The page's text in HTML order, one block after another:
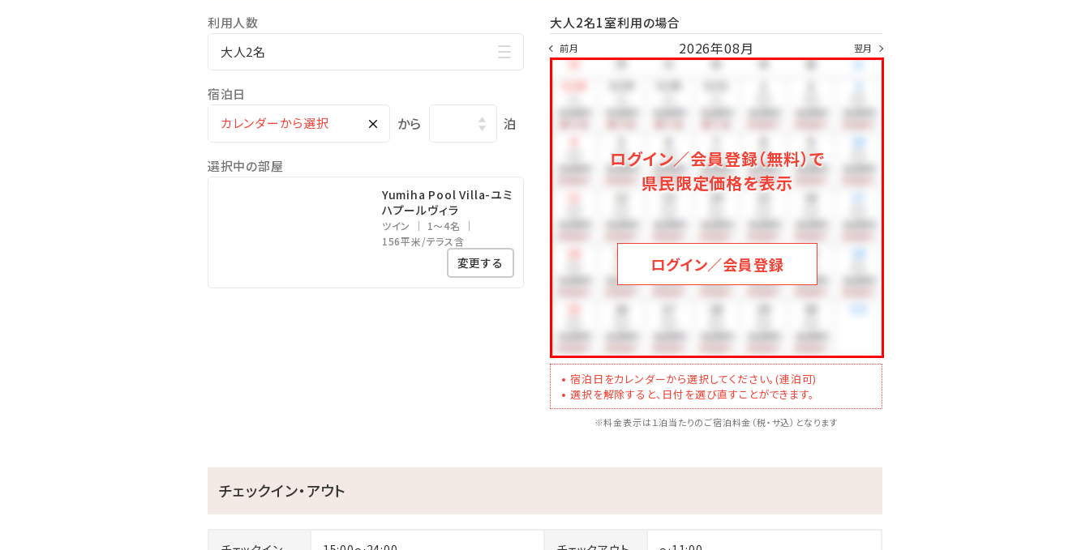
2.手配完了後、お客様指定のメールアドレス宛にお迎えに上がる
タクシー会社名と車両番号をご連絡いたします。
※お迎えタクシーの手配は必ずご宿泊日の2日前までにメール
にてご連絡ください。
飛行機やバス等、公共交通機関の運行状況によって指定時刻に
遅れる場合は必ず、当館までご連絡ください。（098-923-1108）
※ご出発時のタクシー代金はお客様負担となります。
━━━・・‥…………‥・・‥……‥・・‥………‥━━━
ヤマダグスクの森に佇むプライベートヴィラにて、喧騒を忘れる悠久の時をお過ごしください。
＜連泊時清掃について＞
ていただきます。タオル類の交換・ゴミの回収につきましては毎日行わせていただきます。
利用人数
大人2名
宿泊日
× から 泊
選択中の部屋
Yumiha Pool Villa-ユミ
ハプールヴィラ
ツイン
1～4名
156平米/テラス含
変更する
大人2名1室利用の場合
前月 2026年08月 翌月
ログイン／会員登録（無料）で
県民限定価格を表示
ログイン／会員登録
宿泊日をカレンダーから選択してください。(連泊可)
選択を解除すると、日付を選び直すことができます。
※料金表示は１泊当たりのご宿泊料金（税・サ込）となります
チェックイン・アウト